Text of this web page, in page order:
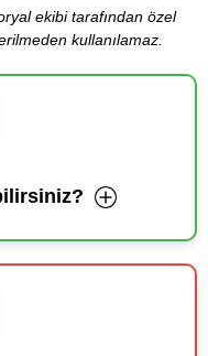
ekibi tarafından özel
kullanılamaz.